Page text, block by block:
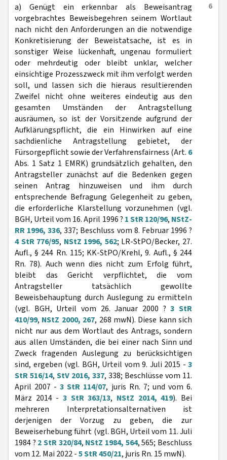
6
a) Genügt ein erkennbar als Beweisantrag
vorgebrachtes Beweisbegehren seinem Wortlaut
nach nicht den Anforderungen an die notwendige
Konkretisierung der Beweistatsache, ist es in
sonstiger Weise lückenhaft, ungenau formuliert
oder mehrdeutig oder bleibt unklar, welcher
einsichtige Prozesszweck mit ihm verfolgt werden
soll, und lassen sich die hieraus resultierenden
Zweifel nicht ohne weiteres eindeutig aus den
gesamten Umständen der Antragstellung
ausräumen, so ist der Vorsitzende aufgrund der
Aufklärungspflicht, die ein Hinwirken auf eine
sachdienliche Antragstellung gebietet, der
Fürsorgepflicht sowie der Verfahrensfairness (Art. 6
Abs. 1 Satz 1 EMRK) grundsätzlich gehalten, den
Antragsteller zunächst auf die Bedenken gegen
seinen Antrag hinzuweisen und ihm durch
entsprechende Befragung Gelegenheit zu geben,
die erforderliche Klarstellung vorzunehmen (vgl.
BGH, Urteil vom 16. April 1996 ? 1 StR 120/96, NStZ-
RR 1996, 336, 337; Beschluss vom 8. Februar 1996 ?
4 StR 776/95, NStZ 1996, 562; LR-StPO/Becker, 27.
Aufl., § 244 Rn. 115; KK-StPO/Krehl, 9. Aufl., § 244
Rn. 78). Auch wenn dies nicht zum Erfolg führt,
bleibt das Gericht verpflichtet, die vom
Antragsteller tatsächlich gewollte
Beweisbehauptung durch Auslegung zu ermitteln
(vgl. BGH, Urteil vom 26. Januar 2000 ?3 StR
410/99, NStZ 2000, 267, 268 mwN). Diese kann sich
nicht nur aus dem Wortlaut des Antrags, sondern
aus allen Umständen, die bei einer nach Sinn und
Zweck fragenden Auslegung zu berücksichtigen
sind, ergeben (vgl. BGH, Urteil vom 9. Juli 2015 - 3
StR 516/14, StV 2016, 337, 338; Beschlüsse vom 11.
April 2007 -3 StR 114/07, juris Rn. 7; und vom 6.
März 2014 - 3 StR 363/13, NStZ 2014, 419). Bei
mehreren Interpretationsalternativen ist
derjenigen der Vorzug zu geben, die zur
Beweiserhebung führt (vgl. BGH, Urteil vom 11. Juli
1984 ? 2 StR 320/84, NStZ 1984, 564, 565; Beschluss
vom 12. Mai 2022 -5 StR 450/21, juris Rn. 15 mwN).